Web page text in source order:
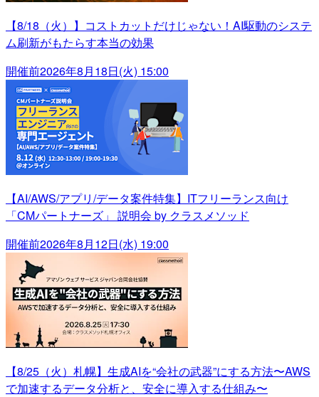
【8/18（火）】コストカットだけじゃない！AI駆動のシステ
ム刷新がもたらす本当の効果
開催前2026年8月18日(火) 15:00
【AI/AWS/アプリ/データ案件特集】ITフリーランス向け
「CMパートナーズ」 説明会 by クラスメソッド
開催前2026年8月12日(水) 19:00
【8/25（火）札幌】生成AIを“会社の武器”にする方法〜AWS
で加速するデータ分析と、安全に導入する仕組み〜